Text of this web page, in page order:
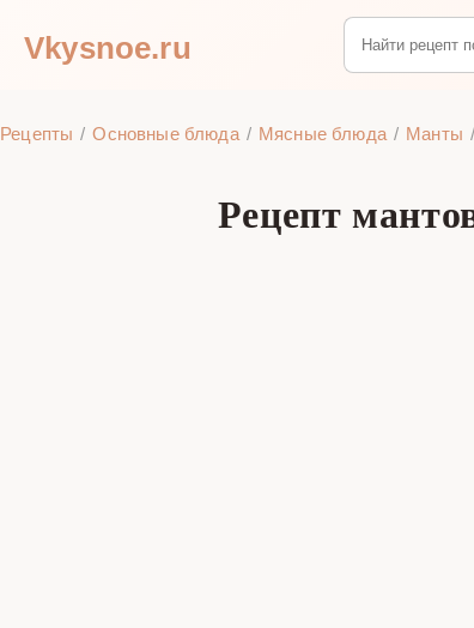
Vkysnoe.ru
Рецепты Основные блюда Мясные блюда Манты
Рецепт